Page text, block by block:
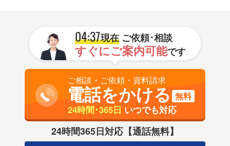
04:37現在ご依頼･相談
すぐにご案内可能です
ご相談・ご依頼・資料請求
電話をかける 無料
24時間･365日 いつでも対応
24時間365日対応【通話無料】